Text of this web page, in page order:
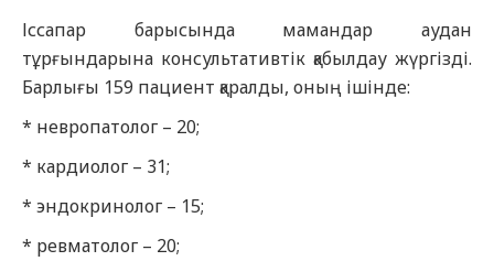
Іссапар барысында мамандар аудан
тұрғындарына консультативтік қабылдау жүргізді.
Барлығы 159 пациент қаралды, оның ішінде:
* невропатолог – 20;
* кардиолог – 31;
* эндокринолог – 15;
* ревматолог – 20;